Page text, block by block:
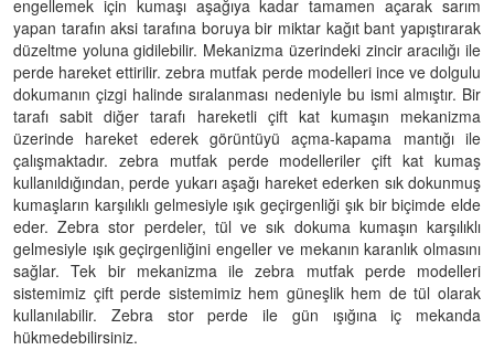
engellemek için kumaşı aşağıya kadar tamamen açarak sarım
yapan tarafın aksi tarafına boruya bir miktar kağıt bant yapıştırarak
düzeltme yoluna gidilebilir. Mekanizma üzerindeki zincir aracılığı ile
perde hareket ettirilir. zebra mutfak perde modelleri ince ve dolgulu
dokumanın çizgi halinde sıralanması nedeniyle bu ismi almıştır. Bir
tarafı sabit diğer tarafı hareketli çift kat kumaşın mekanizma
üzerinde hareket ederek görüntüyü açma-kapama mantığı ile
çalışmaktadır. zebra mutfak perde modelleriler çift kat kumaş
kullanıldığından, perde yukarı aşağı hareket ederken sık dokunmuş
kumaşların karşılıklı gelmesiyle ışık geçirgenliği şık bir biçimde elde
eder. Zebra stor perdeler, tül ve sık dokuma kumaşın karşılıklı
gelmesiyle ışık geçirgenliğini engeller ve mekanın karanlık olmasını
sağlar. Tek bir mekanizma ile zebra mutfak perde modelleri
sistemimiz çift perde sistemimiz hem güneşlik hem de tül olarak
kullanılabilir. Zebra stor perde ile gün ışığına iç mekanda
hükmedebilirsiniz.